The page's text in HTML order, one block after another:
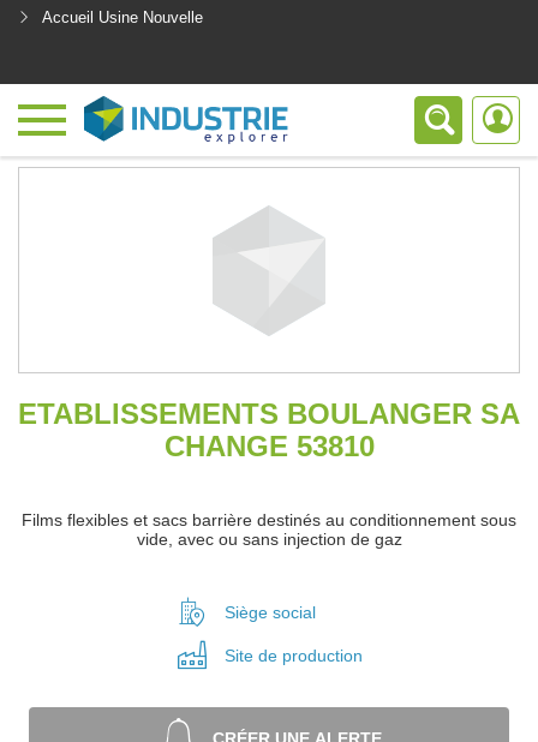
Accueil Usine Nouvelle
ETABLISSEMENTS BOULANGER SA
CHANGE 53810
Films flexibles et sacs barrière destinés au conditionnement sous
vide, avec ou sans injection de gaz
Siège social
Site de production